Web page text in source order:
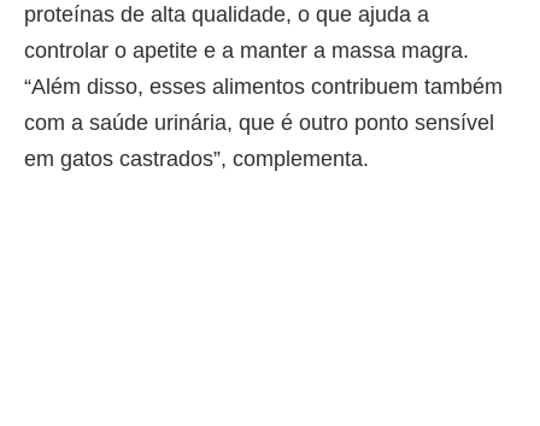
proteínas de alta qualidade, o que ajuda a
controlar o apetite e a manter a massa magra.
“Além disso, esses alimentos contribuem também
com a saúde urinária, que é outro ponto sensível
em gatos castrados”, complementa.